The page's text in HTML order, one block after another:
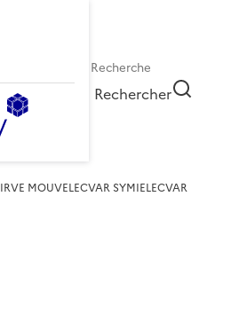
Rechercher
IRVE MOUVELECVAR SYMIELECVAR